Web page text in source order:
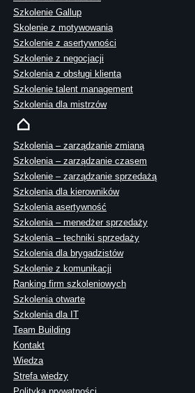
Szkolenie Gallup
Skolenie z motywowania
Szkolenie z asertywności
Szkolenie z negocjacji
Szkolenia z obsługi klienta
Szkolenie talent management
Szkolenia dla mistrzów
Szkolenia – zarządzanie zmianą
Szkolenia – zarządzanie czasem
Szkolenie – zarządzanie sprzedażą
Szkolenia dla kierowników
Szkolenia asertywność
Szkolenia – menedżer sprzedaży
Szkolenia – techniki sprzedaży
Szkolenia dla brygadzistów
Szkolenie z komunikacji
Ranking firm szkoleniowych
Szkolenia otwarte
Szkolenia dla IT
Team Building
Kontakt
Wiedza
Strefa wiedzy